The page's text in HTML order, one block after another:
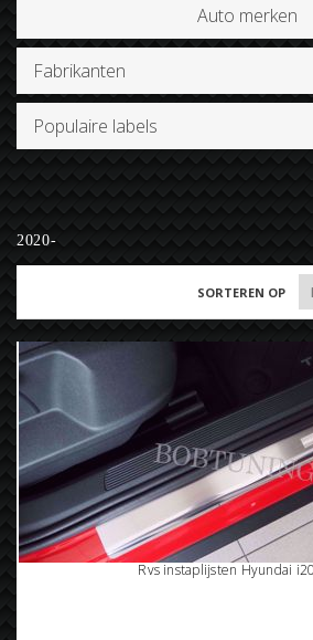
Auto merken
Fabrikanten
Populaire labels
2020-
SORTEREN OP
Rvs instaplijsten Hyundai